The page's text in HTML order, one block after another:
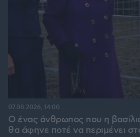
Ο ένας άνθρωπος που η
θα άφηνε ποτέ να περιμένει
07.08.2026, 14:00